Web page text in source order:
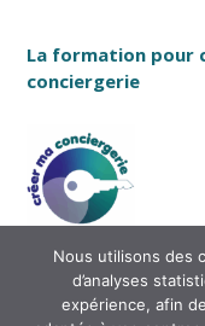
La formation pour
conciergerie
Nous utilisons des
d’analyses
expérience, afin